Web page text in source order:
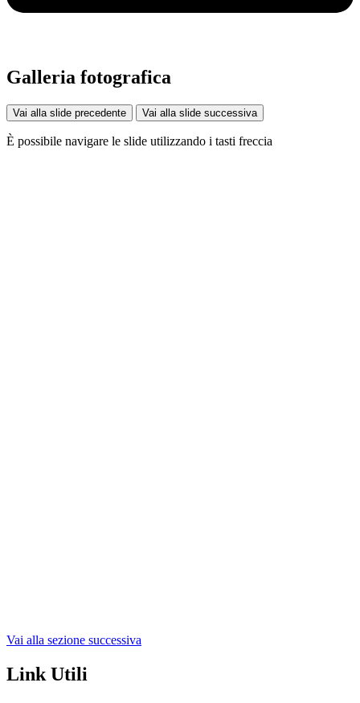
Galleria fotografica
Vai alla slide precedente Vai alla slide successiva
È possibile navigare le slide utilizzando i tasti freccia
Vai alla sezione successiva
Link Utili